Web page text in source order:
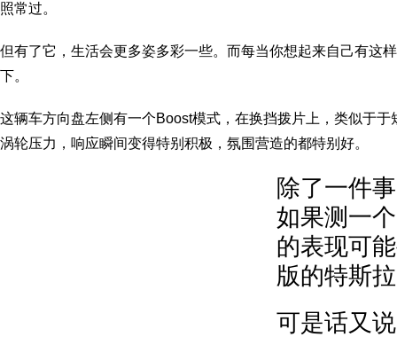
照常过。
但有了它，生活会更多姿多彩一些。而每当你想起来自己有这
下。
这辆车方向盘左侧有一个Boost模式，在换挡拨片上，类似于
涡轮压力，响应瞬间变得特别积极，氛围营造的都特别好。
除了一件
如果测一
的表现可
版的特斯
可是话又